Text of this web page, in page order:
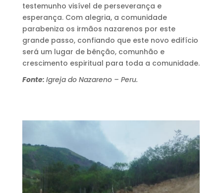
testemunho visível de perseverança e
esperança. Com alegria, a comunidade
parabeniza os irmãos nazarenos por este
grande passo, confiando que este novo edifício
será um lugar de bênção, comunhão e
crescimento espiritual para toda a comunidade.
Fonte: Igreja do Nazareno – Peru.